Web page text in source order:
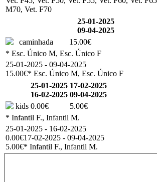
M70, Vet. F70
25-01-2025
09-04-2025
caminhada
15.00€
* Esc. Único M, Esc. Único F
25-01-2025 - 09-04-2025
15.00€* Esc. Único M, Esc. Único F
25-01-2025
16-02-2025
17-02-2025
09-04-2025
kids 0.00€
5.00€
* Infantil F., Infantil M.
25-01-2025 - 16-02-2025
0.00€17-02-2025 - 09-04-2025
5.00€* Infantil F., Infantil M.